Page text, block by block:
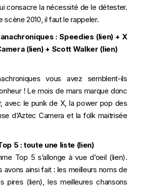
consacre la nécessité de le détester.
scène 2010, il faut le rappeler.
: Speedies (lien) + X
(lien) + Scott Walker (lien)
vous avez semblent-ils
! Le mois de mars marque donc
avec le punk de X, la power pop des
d’Aztec Camera et la folk maitrisée
5 : toute une liste (lien)
Top 5 s’allonge à vue d’oeil (lien).
avons ainsi fait : les meilleurs noms de
pires (lien), les meilleures chansons